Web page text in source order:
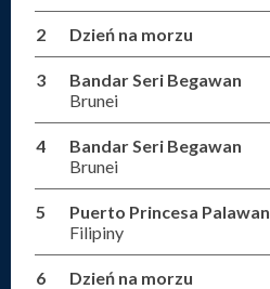
2 Dzień na morzu
3
Bandar Seri Begawan
Brunei
4
Bandar Seri Begawan
Brunei
5
Puerto Princesa Palawan
Filipiny
6 Dzień na morzu